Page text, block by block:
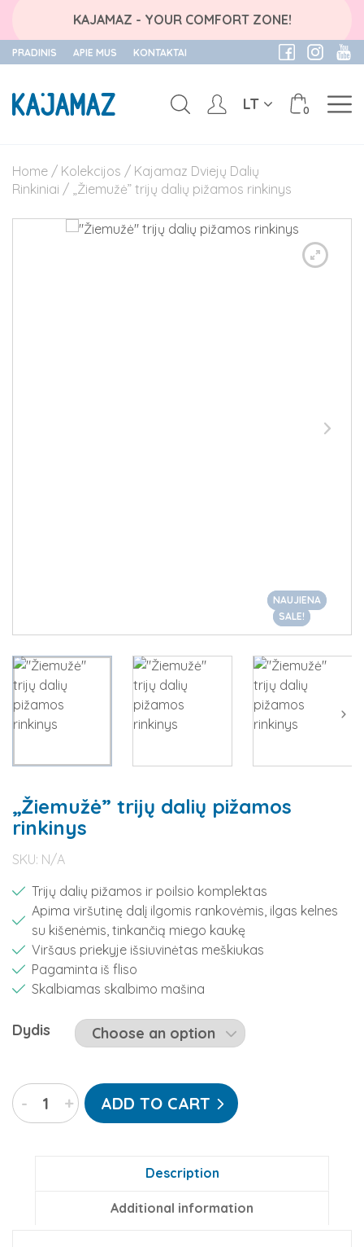
KAJAMAZ - YOUR COMFORT ZONE!
content
PRADINIS APIE MUS KONTAKTAI
0
LT
Home / Kolekcijos / Kajamaz Dviejų Dalių
Rinkiniai / „Žiemužė” trijų dalių pižamos rinkinys
NAUJIENA
SALE!
NAUJIENA
SALE!
„Žiemužė” trijų dalių pižamos
rinkinys
SKU: N/A
Trijų dalių pižamos ir poilsio komplektas
Apima viršutinę dalį ilgomis rankovėmis, ilgas kelnes
su kišenėmis, tinkančią miego kaukę
Viršaus priekyje išsiuvinėtas meškiukas
Pagaminta iš fliso
Skalbiamas skalbimo mašina
Dydis
"Žiemužė"
trijų- + ADD TO CART
Description
Additional information